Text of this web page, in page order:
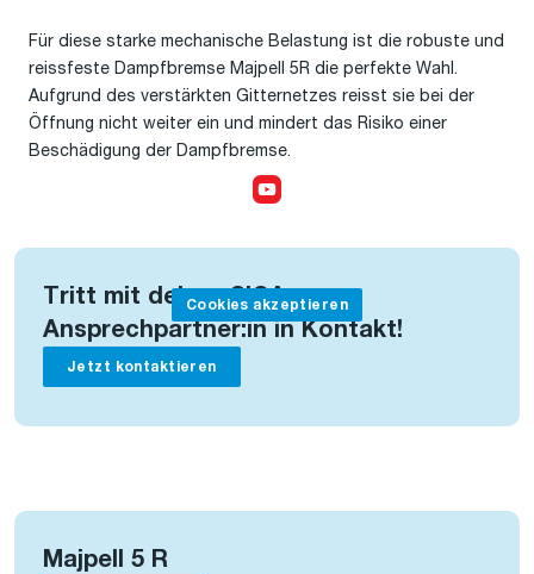
Für diese starke mechanische Belastung ist die robuste und
reissfeste Dampfbremse Majpell 5R die perfekte Wahl.
Aufgrund des verstärkten Gitternetzes reisst sie bei der
Öffnung nicht weiter ein und mindert das Risiko einer
Beschädigung der Dampfbremse.
Cookies akzeptieren
Tritt mit deiner SIGA-
Ansprechpartner:in in Kontakt!
Jetzt kontaktieren
Majpell 5 R